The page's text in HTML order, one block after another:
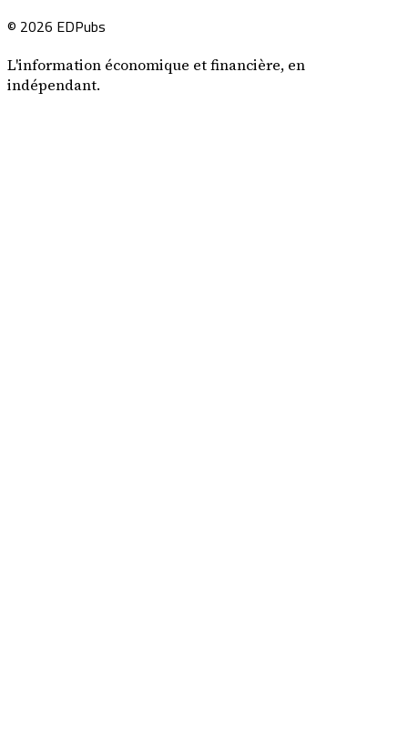
© 2026 EDPubs
L'information économique et financière, en
indépendant.